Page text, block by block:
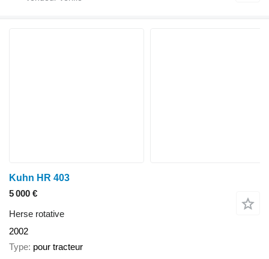
Kuhn HR 403
5 000 €
Herse rotative
2002
Type pour tracteur